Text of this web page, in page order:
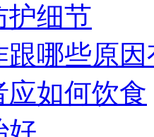
护细节
跟哪些原因
如何饮食
好